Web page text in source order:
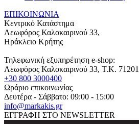
ΕΠΙΚΟΙΝΩΝΙΑ
Κεντρικό Κατάστημα
Λεωφόρος Καλοκαιρινού 33,
Ηράκλειο Κρήτης
Τηλεφωνική εξυπηρέτηση e-shop:
Λεωφόρος Καλοκαιρινού 33, T.K. 71201
+30 800 3000400
Ωράριο επικοινωνίας
Δευτέρα - Σάββατο: 09:00 - 15:00
info@markakis.gr
ΕΓΓΡΑΦΗ ΣΤΟ NEWSLETTER